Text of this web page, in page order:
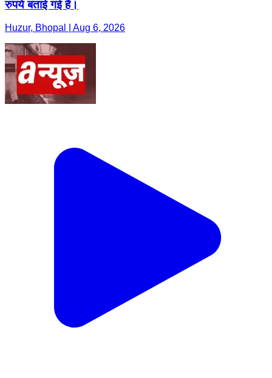
रुपये बताई गई है।
Huzur, Bhopal | Aug 6, 2026